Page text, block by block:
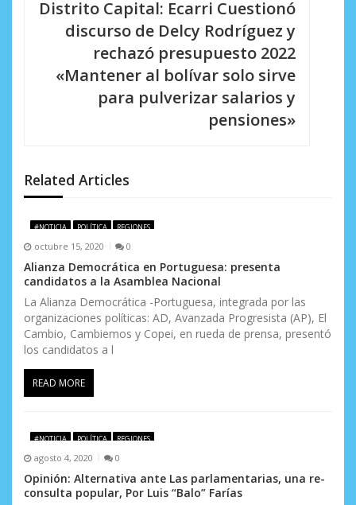
e
n
t
r
a
d
a
s
Distrito Capital: Ecarri Cuestionó
discurso de Delcy Rodríguez y
rechazó presupuesto 2022
«Mantener al bolívar solo sirve
para pulverizar salarios y
pensiones»
Related Articles
#NOTICIA POLÍTICA REGIONES
octubre 15, 2020 0
Alianza Democrática en Portuguesa: presenta
candidatos a la Asamblea Nacional
La Alianza Democrática -Portuguesa, integrada por las
organizaciones políticas: AD, Avanzada Progresista (AP), El
Cambio, Cambiemos y Copei, en rueda de prensa, presentó
los candidatos a l
READ MORE
#NOTICIA POLÍTICA REGIONES
agosto 4, 2020 0
Opinión: Alternativa ante Las parlamentarias, una re-
consulta popular, Por Luis “Balo” Farías